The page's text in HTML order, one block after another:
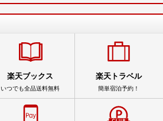
楽天ブックス
いつでも全品送料無料
楽天トラベル
簡単宿泊予約！